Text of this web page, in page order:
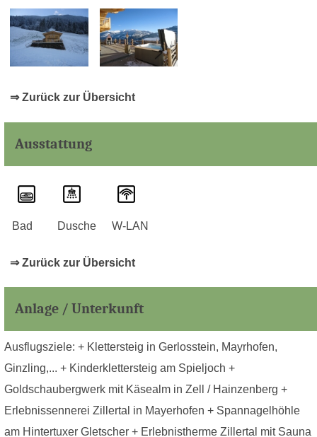
⇒ Zurück zur Übersicht
Ausstattung
Bad Dusche W-LAN
⇒ Zurück zur Übersicht
Anlage / Unterkunft
Ausflugsziele: + Klettersteig in Gerlosstein, Mayrhofen,
Ginzling,... + Kinderklettersteig am Spieljoch +
Goldschaubergwerk mit Käsealm in Zell / Hainzenberg +
Erlebnissennerei Zillertal in Mayerhofen + Spannagelhöhle
am Hintertuxer Gletscher + Erlebnistherme Zillertal mit Sauna